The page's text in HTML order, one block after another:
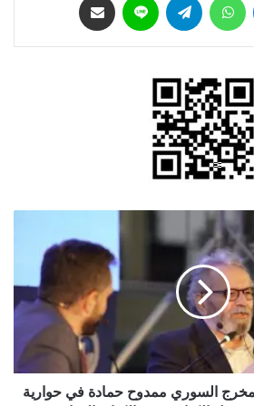
السوري ممدوح حمادة في حوارية